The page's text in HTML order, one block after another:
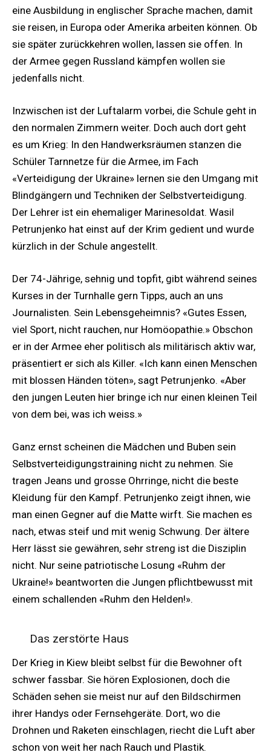
eine Ausbildung in englischer Sprache machen, damit
sie reisen, in Europa oder Amerika arbeiten können. Ob
sie später zurückkehren wollen, lassen sie offen. In
der Armee gegen Russland kämpfen wollen sie
jedenfalls nicht.
Inzwischen ist der Luftalarm vorbei, die Schule geht in
den normalen Zimmern weiter. Doch auch dort geht
es um Krieg: In den Handwerksräumen stanzen die
Schüler Tarnnetze für die Armee, im Fach
«Verteidigung der Ukraine» lernen sie den Umgang mit
Blindgängern und Techniken der Selbstverteidigung.
Der Lehrer ist ein ehemaliger Marinesoldat. Wasil
Petrunjenko hat einst auf der Krim gedient und wurde
kürzlich in der Schule angestellt.
Der 74-Jährige, sehnig und topfit, gibt während seines
Kurses in der Turnhalle gern Tipps, auch an uns
Journalisten. Sein Lebensgeheimnis? «Gutes Essen,
viel Sport, nicht rauchen, nur Homöopathie.» Obschon
er in der Armee eher politisch als militärisch aktiv war,
präsentiert er sich als Killer. «Ich kann einen Menschen
mit blossen Händen töten», sagt Petrunjenko. «Aber
den jungen Leuten hier bringe ich nur einen kleinen Teil
von dem bei, was ich weiss.»
Ganz ernst scheinen die Mädchen und Buben sein
Selbstverteidigungstraining nicht zu nehmen. Sie
tragen Jeans und grosse Ohrringe, nicht die beste
Kleidung für den Kampf. Petrunjenko zeigt ihnen, wie
man einen Gegner auf die Matte wirft. Sie machen es
nach, etwas steif und mit wenig Schwung. Der ältere
Herr lässt sie gewähren, sehr streng ist die Disziplin
nicht. Nur seine patriotische Losung «Ruhm der
Ukraine!» beantworten die Jungen pflichtbewusst mit
einem schallenden «Ruhm den Helden!».
Das zerstörte Haus
Der Krieg in Kiew bleibt selbst für die Bewohner oft
schwer fassbar. Sie hören Explosionen, doch die
Schäden sehen sie meist nur auf den Bildschirmen
ihrer Handys oder Fernsehgeräte. Dort, wo die
Drohnen und Raketen einschlagen, riecht die Luft aber
schon von weit her nach Rauch und Plastik.